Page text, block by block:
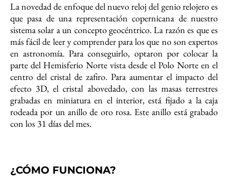
La novedad de enfoque del nuevo reloj del genio relojero es
que pasa de una representación copernicana de nuestro
sistema solar a un concepto geocéntrico. La razón es que es
más fácil de leer y comprender para los que no son expertos
en astronomía. Para conseguirlo, optaron por colocar la
parte del Hemisferio Norte vista desde el Polo Norte en el
centro del cristal de zafiro. Para aumentar el impacto del
efecto 3D, el cristal abovedado, con las masas terrestres
grabadas en miniatura en el interior, está fijado a la caja
rodeada por un anillo de oro rosa. Este anillo está grabado
con los 31 días del mes.
¿CÓMO FUNCIONA?